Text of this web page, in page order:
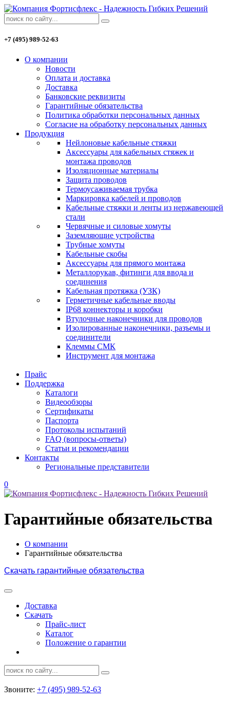
+7 (495) 989-52-63
О компании
Новости
Оплата и доставка
Доставка
Банковские реквизиты
Гарантийные обязательства
Политика обработки персональных данных
Согласие на обработку персональных данных
Продукция
Нейлоновые кабельные стяжки
Аксессуары для кабельных стяжек и
монтажа проводов
Изоляционные материалы
Защита проводов
Термоусаживаемая трубка
Маркировка кабелей и проводов
Кабельные стяжки и ленты из нержавеющей
стали
Червячные и силовые хомуты
Заземляющие устройства
Трубные хомуты
Кабельные скобы
Аксессуары для прямого монтажа
Металлорукав, фитинги для ввода и
соединения
Кабельная протяжка (УЗК)
Герметичные кабельные вводы
IP68 коннекторы и коробки
Втулочные наконечники для проводов
Изолированные наконечники, разъемы и
соединители
Клеммы СМК
Инструмент для монтажа
Прайс
Поддержка
Каталоги
Видеообзоры
Сертификаты
Паспорта
Протоколы испытаний
FAQ (вопросы-ответы)
Статьи и рекомендации
Контакты
Региональные представители
0
Гарантийные обязательства
О компании
Гарантийные обязательства
Скачать гарантийные обязательства
Доставка
Скачать
Прайс-лист
Каталог
Положение о гарантии
Звоните: +7 (495) 989-52-63